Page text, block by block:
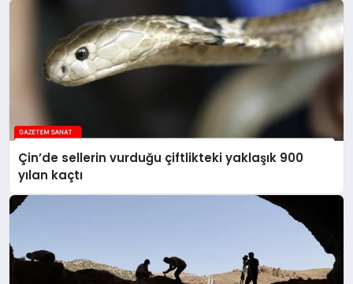
Çin’de sellerin vurduğu çiftlikteki yaklaşık 900
yılan kaçtı